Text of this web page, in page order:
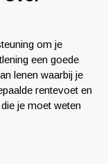
om je
een goede
lenen waarbij je
rentevoet en
je moet weten